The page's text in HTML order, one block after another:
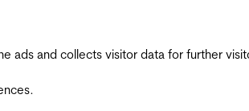
ads and collects visitor data for further